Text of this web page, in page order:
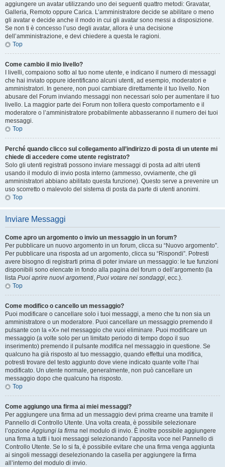
aggiungere un avatar utilizzando uno dei seguenti quattro metodi: Gravatar,
Galleria, Remoto oppure Carica. L’amministratore decide se abilitare o meno
gli avatar e decide anche il modo in cui gli avatar sono messi a disposizione.
Se non ti è concesso l’uso degli avatar, allora è una decisione
dell’amministrazione, e devi chiedere a questa le ragioni.
Top
Come cambio il mio livello?
I livelli, compaiono sotto al tuo nome utente, e indicano il numero di messaggi
che hai inviato oppure identificano alcuni utenti, ad esempio, moderatori e
amministratori. In genere, non puoi cambiare direttamente il tuo livello. Non
abusare del Forum inviando messaggi non necessari solo per aumentare il tuo
livello. La maggior parte dei Forum non tollera questo comportamento e il
moderatore o l’amministratore probabilmente abbasseranno il numero dei tuoi
messaggi.
Top
Perché quando clicco sul collegamento all’indirizzo di posta di un utente mi
chiede di accedere come utente registrato?
Solo gli utenti registrati possono inviare messaggi di posta ad altri utenti
usando il modulo di invio posta interno (ammesso, ovviamente, che gli
amministratori abbiano abilitato questa funzione). Questo serve a prevenire un
uso scorretto o malevolo del sistema di posta da parte di utenti anonimi.
Top
Inviare Messaggi
Come apro un argomento o invio un messaggio in un forum?
Per pubblicare un nuovo argomento in un forum, clicca su “Nuovo argomento”.
Per pubblicare una risposta ad un argomento, clicca su “Rispondi”. Potresti
avere bisogno di registrarti prima di poter inviare un messaggio: le tue funzioni
disponibili sono elencate in fondo alla pagina del forum o dell’argomento (la
lista Puoi aprire nuovi argomenti, Puoi votare nei sondaggi, ecc.).
Top
Come modifico o cancello un messaggio?
Puoi modificare o cancellare solo i tuoi messaggi, a meno che tu non sia un
amministratore o un moderatore. Puoi cancellare un messaggio premendo il
pulsante con la «X» nel messaggio che vuoi eliminare. Puoi modificare un
messaggio (a volte solo per un limitato periodo di tempo dopo il suo
inserimento) premendo il pulsante modifica nel messaggio in questione. Se
qualcuno ha già risposto al tuo messaggio, quando effettui una modifica,
potresti trovare del testo aggiunto dove viene indicato quante volte l’hai
modificato. Un utente normale, generalmente, non può cancellare un
messaggio dopo che qualcuno ha risposto.
Top
Come aggiungo una firma ai miei messaggi?
Per aggiungere una firma ad un messaggio devi prima crearne una tramite il
Pannello di Controllo Utente. Una volta creata, è possibile selezionare
l’opzioneAggiungi la firma nel modulo di invio. È inoltre possibile aggiungere
una firma a tutti i tuoi messaggi selezionando l’apposita voce nel Pannello di
Controllo Utente. Se lo si fa, è possibile evitare che una firma venga aggiunta
ai singoli messaggi deselezionando la casella per aggiungere la firma
all’interno del modulo di invio.